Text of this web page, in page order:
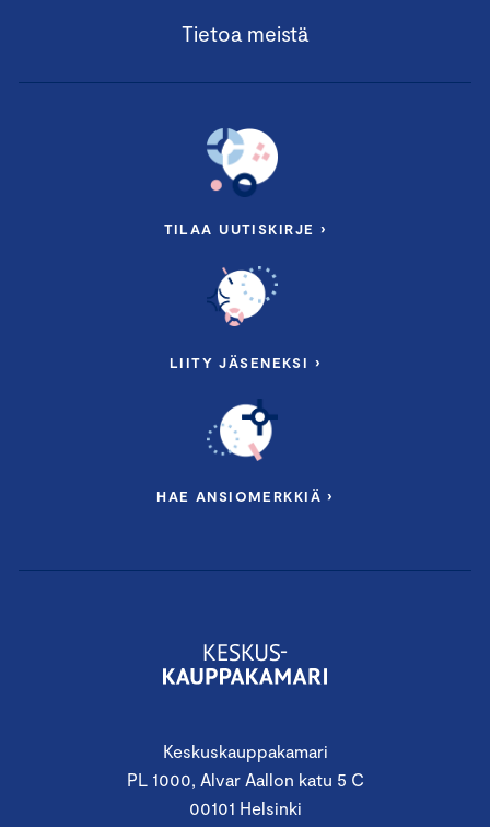
Keskuskauppakamari
PL 1000, Alvar Aallon katu 5 C
00101 Helsinki
Tietoa meistä
TILAA UUTISKIRJE ›
LIITY JÄSENEKSI ›
HAE ANSIOMERKKIÄ ›